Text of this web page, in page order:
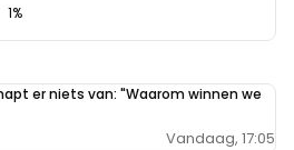
1%
er niets van: "Waarom winnen we
Vandaag, 17:05